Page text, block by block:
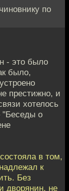
по
- это было
было,
престижно, и
хотелось
"Беседы о
в том,
к
Без
дворянин, не